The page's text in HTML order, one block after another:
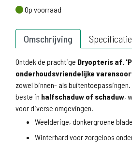
Op voorraad
Op voorraad
Omschrijving
Ontdek de prachtige Dryopteris af.
onderhoudsvriendelijke
zowel binnen- als
beste in halfschaduw of schaduw,
voor diverse omgevingen.
Weelderige, donkergroene
Winterhard voor zorgeloos